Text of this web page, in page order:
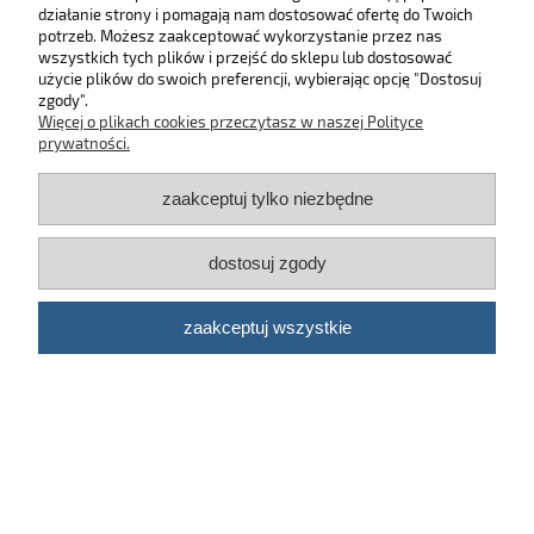
SKLEP
MOJE KONTO
BĄDŹ NA BIEŻĄCO!
Kosmetyki samochodowe Automotive Care©2026 | PlatformaShoper
pokaż pełną wersję strony
działanie strony i pomagają nam dostosować ofertę do Twoich
potrzeb. Możesz zaakceptować wykorzystanie przez nas
wszystkich tych plików i przejść do sklepu lub dostosować
użycie plików do swoich preferencji, wybierając opcję "Dostosuj
zgody".
Więcej o plikach cookies przeczytasz w naszej Polityce
prywatności.
zaakceptuj tylko niezbędne
dostosuj zgody
zaakceptuj wszystkie